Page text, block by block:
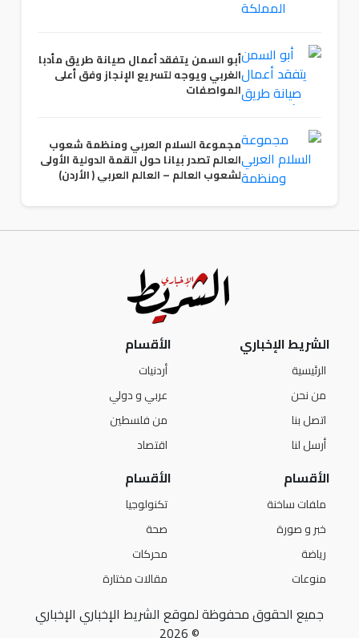
أبو السمن يتفقد أعمال صيانة طريق مأدبا
الغربي ويوجه لتسريع الإنجاز وفق أعلى
المواصفات
مجموعة السلام العربي ومنظمة شعوب
العالم تصدر بيانا حول القمة الدولية الأولى
لشعوب العالم – العالم العربي ( الأردن)
الشريط الإخباري
الرئيسية
من نحن
اتصل بنا
أرسل لنا
الأقسام
أردنيات
عربي و دولي
من فلسطين
اقتصاد
الأقسام
ملفات ساخنة
خبر و صورة
رياضة
منوعات
الأقسام
تكنولوجيا
صحة
محركات
مقالات مختارة
جميع الحقوق محفوظة لموقع الشريط الإخباري الإخباري
© 2026